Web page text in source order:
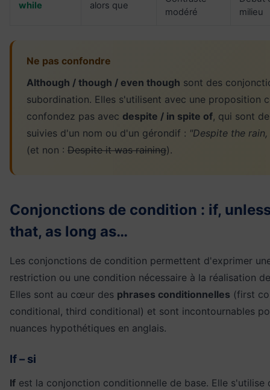
while alors que
modéré
milieu
Ne pas confondre
Although / though / even though sont des
subordination. Elles s'utilisent avec une proposition
confondez pas avec despite / in spite of, qui sont
suivies d'un nom ou d'un gérondif : "Despite the
(et non : Despite it was raining).
Conjonctions de condition : if,
that, as long as…
Les conjonctions de condition permettent d'exprimer
restriction ou une condition nécessaire à la réalisation
Elles sont au cœur des phrases conditionnelles (first
conditional, third conditional) et sont incontournables
nuances hypothétiques en anglais.
If – si
If est la conjonction conditionnelle de base. Elle s'utilise